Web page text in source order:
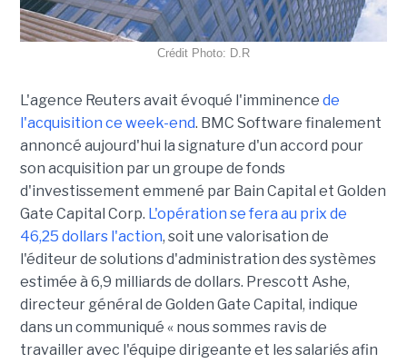
Crédit Photo: D.R
L'agence Reuters avait évoqué l'imminence de
l'acquisition ce week-end. BMC Software finalement
annoncé aujourd'hui la signature d'un accord pour
son acquisition par un groupe de fonds
d'investissement emmené par Bain Capital et Golden
Gate Capital Corp. L'opération se fera au prix de
46,25 dollars l'action, soit une valorisation de
l'éditeur de solutions d'administration des systèmes
estimée à 6,9 milliards de dollars. Prescott Ashe,
directeur général de Golden Gate Capital, indique
dans un communiqué « nous sommes ravis de
travailler avec l'équipe dirigeante et les salariés afin